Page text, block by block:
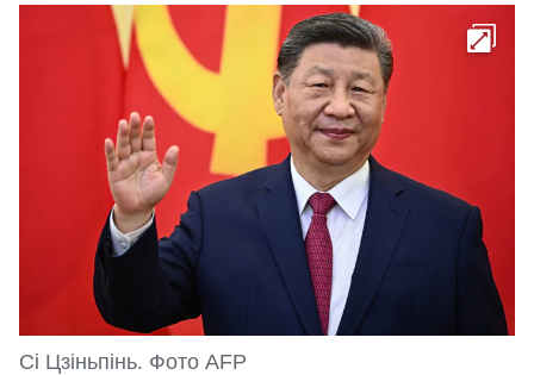
Cі Цзіньпінь. Фото AFP